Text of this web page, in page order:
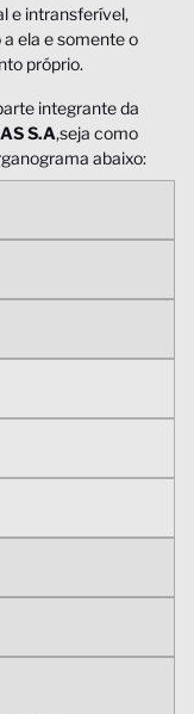
e intransferível,
ela e somente o
próprio.
integrante da
S.A,seja como
abaixo: